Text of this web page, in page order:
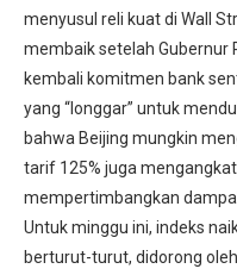
menyusul reli kuat di Wall
membaik setelah Gubernur
kembali komitmen bank
yang “longgar” untuk
bahwa Beijing mungkin
tarif 125% juga
mempertimbangkan
Untuk minggu ini, indeks
berturut-turut, didorong